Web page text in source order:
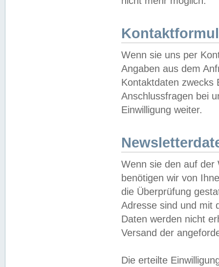
Wenn sie uns per
Angaben aus dem
Kontaktdaten zwecks
Anschlussfragen bei
Einwilligung weiter.
Wenn sie den auf der
benötigen wir von
die Überprüfung
Adresse sind und mit
Daten werden nicht
Versand der
Die erteilte